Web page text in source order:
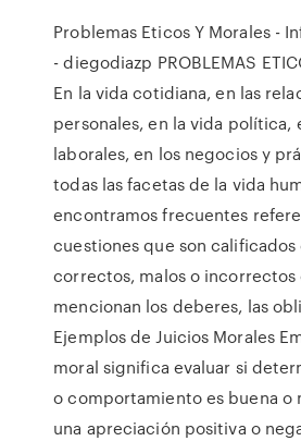
Problemas Eticos Y Morales -
- diegodiazp PROBLEMAS
En la vida cotidiana, en las
personales, en la vida política,
laborales, en los negocios y
todas las facetas de la vida
encontramos frecuentes
cuestiones que son
correctos, malos o incorrectos
mencionan los deberes, las
Ejemplos de Juicios Morales
moral significa evaluar si
o comportamiento es buena o
una apreciación positiva o